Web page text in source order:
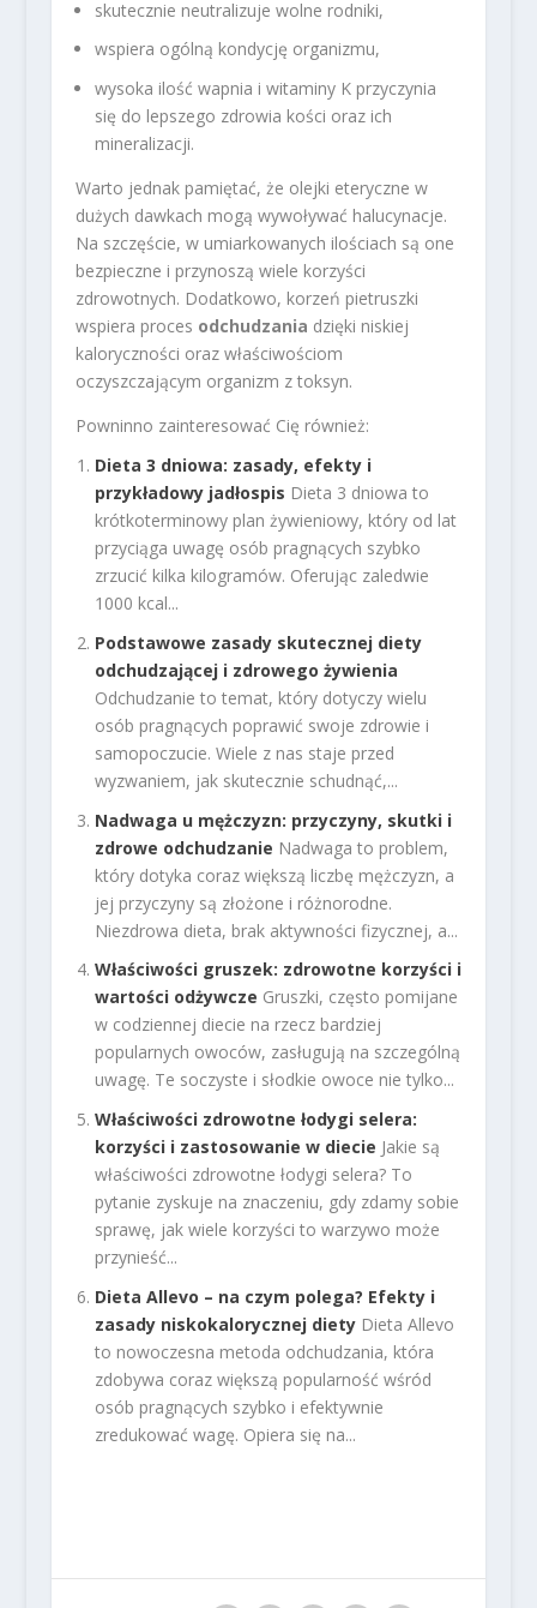
skutecznie neutralizuje wolne rodniki,
wspiera ogólną kondycję organizmu,
wysoka ilość wapnia i witaminy K przyczynia
się do lepszego zdrowia kości oraz ich
mineralizacji.
Warto jednak pamiętać, że olejki eteryczne w
dużych dawkach mogą wywoływać halucynacje.
Na szczęście, w umiarkowanych ilościach są one
bezpieczne i przynoszą wiele korzyści
zdrowotnych. Dodatkowo, korzeń pietruszki
wspiera proces odchudzania dzięki niskiej
kaloryczności oraz właściwościom
oczyszczającym organizm z toksyn.
Powninno zainteresować Cię również:
Dieta 3 dniowa: zasady, efekty i
przykładowy jadłospis Dieta 3 dniowa to
krótkoterminowy plan żywieniowy, który od lat
przyciąga uwagę osób pragnących szybko
zrzucić kilka kilogramów. Oferując zaledwie
1000 kcal...
Podstawowe zasady skutecznej diety
odchudzającej i zdrowego żywienia
Odchudzanie to temat, który dotyczy wielu
osób pragnących poprawić swoje zdrowie i
samopoczucie. Wiele z nas staje przed
wyzwaniem, jak skutecznie schudnąć,...
Nadwaga u mężczyzn: przyczyny, skutki i
zdrowe odchudzanie Nadwaga to problem,
który dotyka coraz większą liczbę mężczyzn, a
jej przyczyny są złożone i różnorodne.
Niezdrowa dieta, brak aktywności fizycznej, a...
Właściwości gruszek: zdrowotne korzyści i
wartości odżywcze Gruszki, często pomijane
w codziennej diecie na rzecz bardziej
popularnych owoców, zasługują na szczególną
uwagę. Te soczyste i słodkie owoce nie tylko...
Właściwości zdrowotne łodygi selera:
korzyści i zastosowanie w diecie Jakie są
właściwości zdrowotne łodygi selera? To
pytanie zyskuje na znaczeniu, gdy zdamy sobie
sprawę, jak wiele korzyści to warzywo może
przynieść...
Dieta Allevo – na czym polega? Efekty i
zasady niskokalorycznej diety Dieta Allevo
to nowoczesna metoda odchudzania, która
zdobywa coraz większą popularność wśród
osób pragnących szybko i efektywnie
zredukować wagę. Opiera się na...